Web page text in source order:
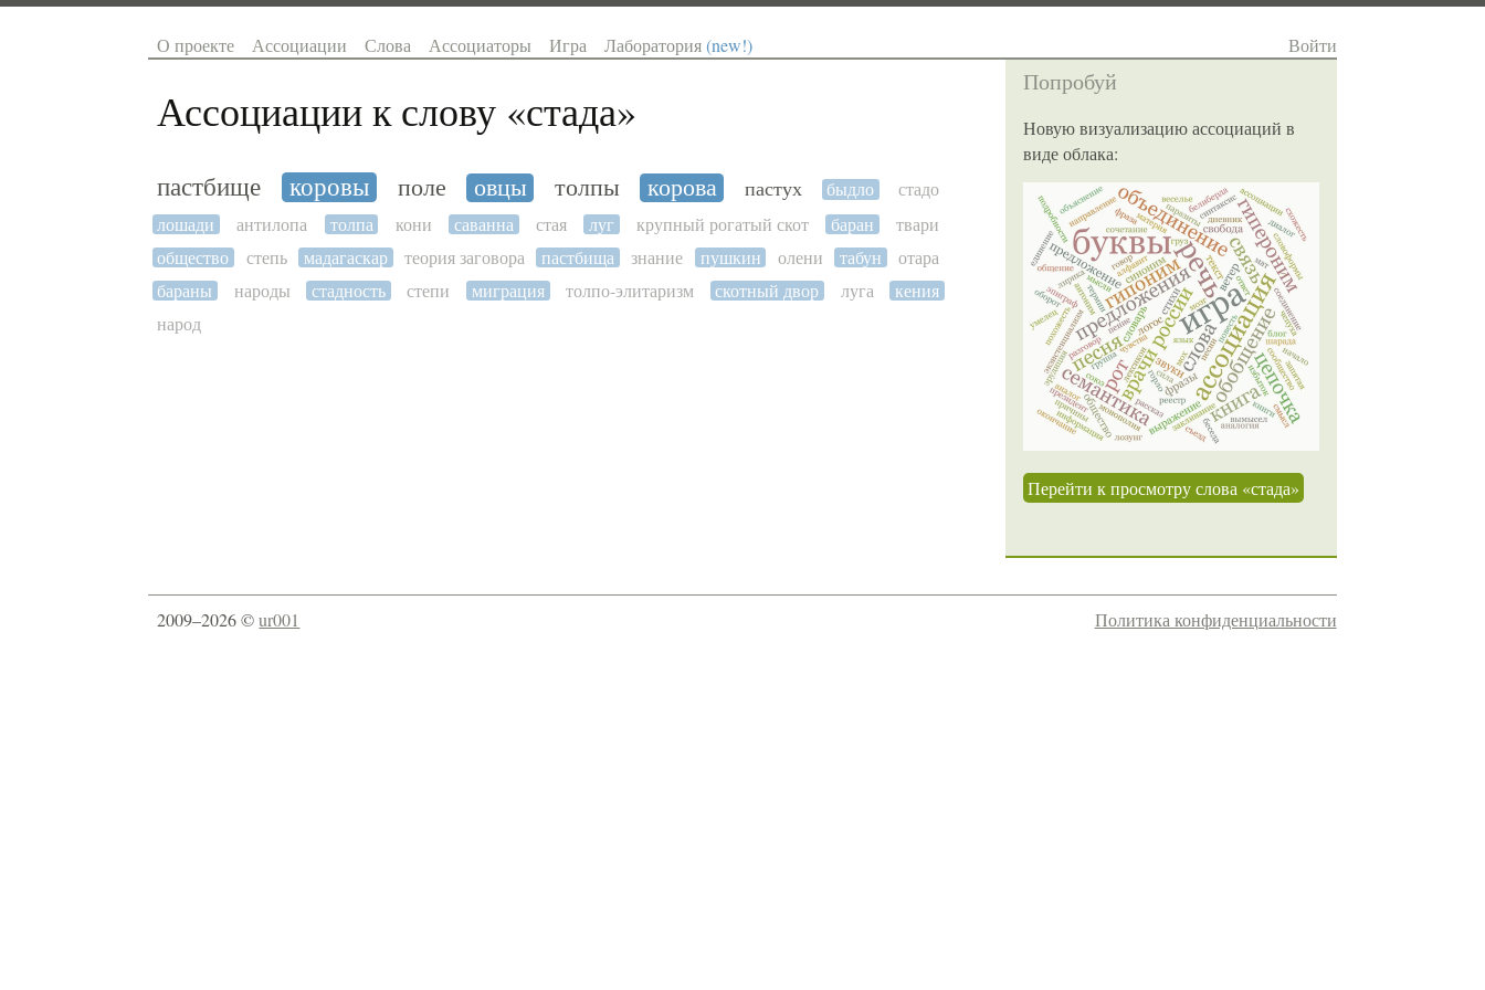
О проекте Ассоциации Слова Ассоциаторы Игра Лаборатория(new!) Войти
Ассоциации к слову «стада»
пастбище коровы поле овцы толпы корова пастух быдло
стадо
лошади
антилопа толпа кони саванна стая луг крупный рогатый скот баран
твари
общество
степь мадагаскар теория заговора пастбища знание пушкин олени табун
отара
бараны
народы стадность степи миграция толпо-элитаризм скотный двор луга
кения
народ
Попробуй
Новую визуализацию ассоциаций в
виде облака:
Перейти к просмотру слова «стада»
2009–2026 ©ur001 Политика конфиденциальности